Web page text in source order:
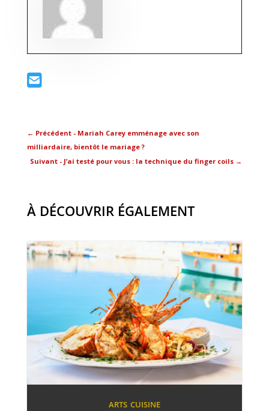
← Précédent - Mariah Carey emménage avec son
milliardaire, bientôt le mariage ?
Suivant - J’ai testé pour vous : la technique du finger coils →
À DÉCOUVRIR ÉGALEMENT
ARTS CUISINE